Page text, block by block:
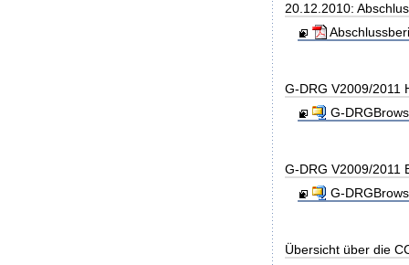
20.12.2010:
G-DRG V2009/2011
G-
G-DRG V2009/2011
G-
Übersicht über die